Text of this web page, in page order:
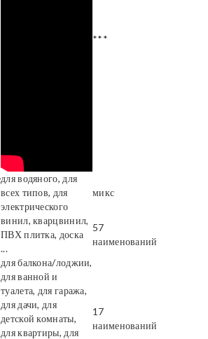
***
для водяного, для
всех типов, для
электрического
микс
винил, кварцвинил,
ПВХ плитка, доска
...
57
наименований
для балкона/лоджии,
для ванной и
туалета, для гаража,
для дачи, для
детской комнаты,
для квартиры, для
17
наименований